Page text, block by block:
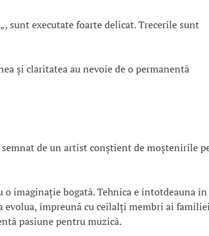
„, sunt executate foarte delicat. Trecerile sunt
și claritatea au nevoie de o permanentă
de un artist conștient de moștenirile
imaginație bogată. Tehnica e întotdeauna în
evolua, împreună cu ceilalți membri ai
pasiune pentru muzică.